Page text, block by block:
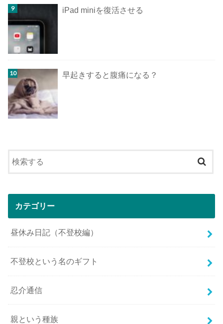
iPad miniを復活させる
早起きすると腹痛になる？
カテゴリー
昼休み日記（不登校編）
不登校という名のギフト
忍介通信
親という種族